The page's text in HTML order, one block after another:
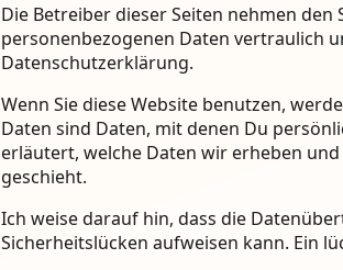
Die Betreiber dieser Seiten nehmen
personenbezogenen Daten vertraulich
Datenschutzerklärung.
Wenn Sie diese Website benutzen,
Daten sind Daten, mit denen Du
erläutert, welche Daten wir erheben
geschieht.
Ich weise darauf hin, dass die
Sicherheitslücken aufweisen kann. Ein